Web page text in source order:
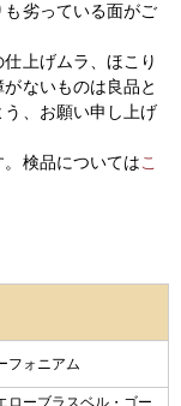
劣っている面がご
上げムラ、ほこり
ないものは良品と
、お願い申し上げ
検品についてはこ
フォニアム
ローブラスベル・ゴー